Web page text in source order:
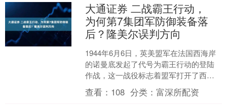
大通证券 二战霸王行动，
为何第7集团军防御装备落
后？隆美尔误判方向
1944年6月6日，英美盟军在法国西海岸
的诺曼底发起了代号为霸王行动的登陆
作战，这一战役标志着盟军打开了西线
战场，终于为苏联和斯大林期待已久的
第二战场提供了支持....
查看： 108 分类：富深所配资